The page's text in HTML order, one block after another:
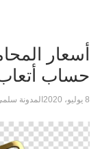
أسعار
حساب
8 يوليو، 2020 المدونة